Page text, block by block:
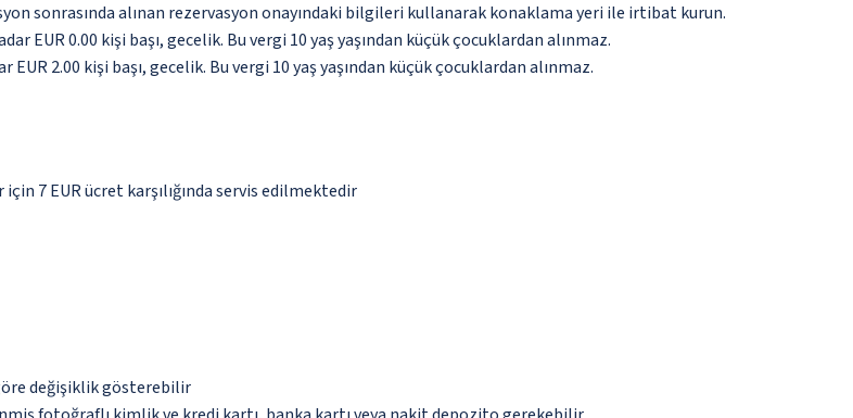
sonrasında alınan rezervasyon onayındaki bilgileri kullanarak konaklama yeri ile irtibat kurun.
EUR 0.00 kişi başı, gecelik. Bu vergi 10 yaş yaşından küçük çocuklardan alınmaz.
2.00 kişi başı, gecelik. Bu vergi 10 yaş yaşından küçük çocuklardan alınmaz.
7 EUR ücret karşılığında servis edilmektedir
değişiklik gösterebilir